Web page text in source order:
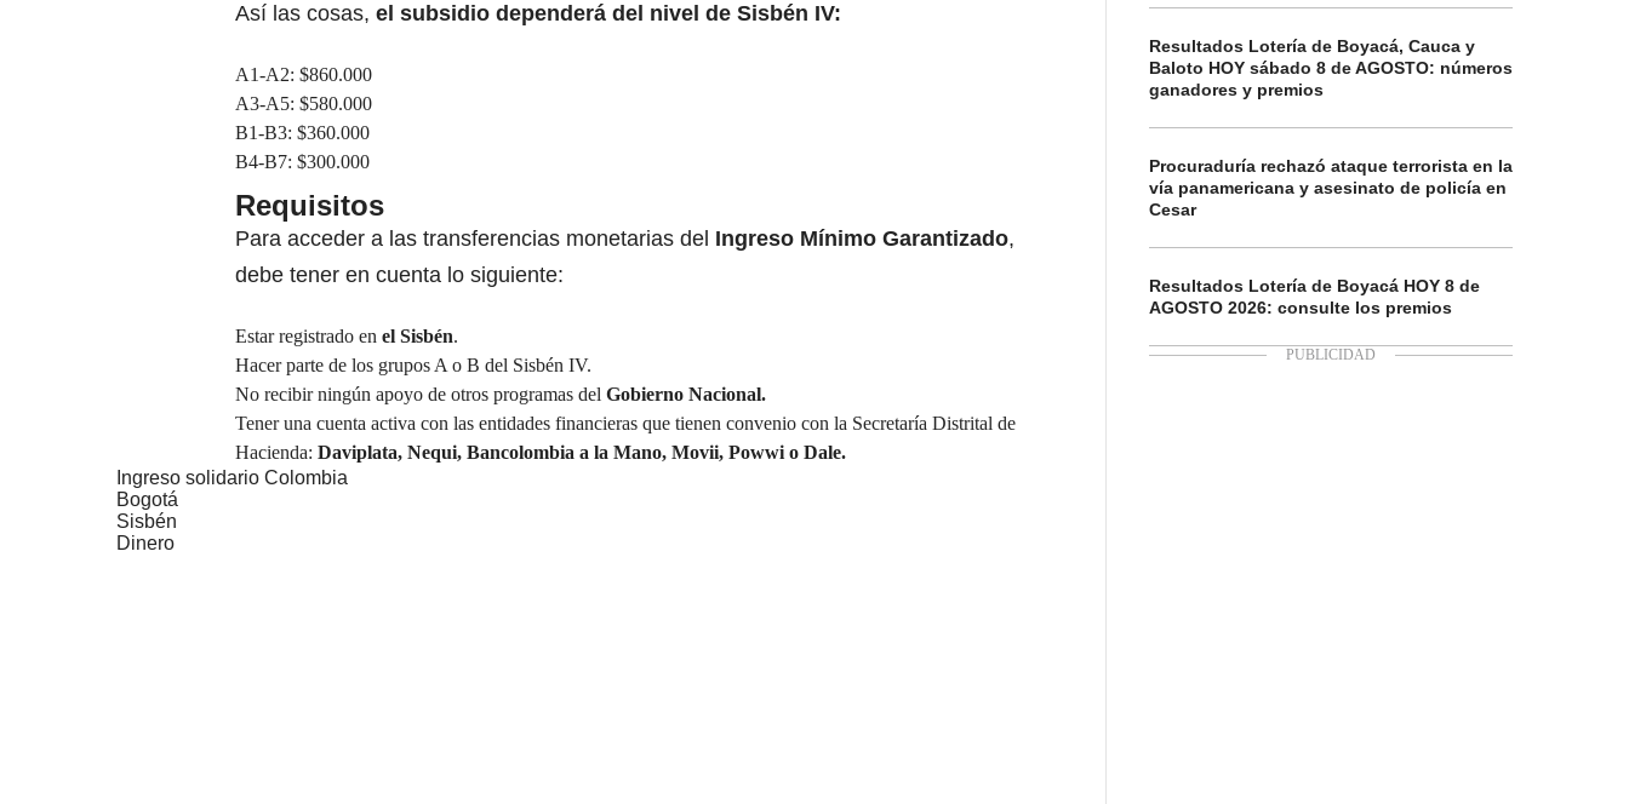
Así las cosas, el subsidio dependerá del nivel de Sisbén IV:
A1-A2: $860.000
A3-A5: $580.000
B1-B3: $360.000
B4-B7: $300.000
Requisitos
Para acceder a las transferencias monetarias del Ingreso Mínimo Garantizado,
debe tener en cuenta lo siguiente:
Estar registrado en el Sisbén.
Hacer parte de los grupos A o B del Sisbén IV.
No recibir ningún apoyo de otros programas del Gobierno Nacional.
Tener una cuenta activa con las entidades financieras que tienen convenio con la Secretaría Distrital de
Hacienda: Daviplata, Nequi, Bancolombia a la Mano, Movii, Powwi o Dale.
Ingreso solidario Colombia
Bogotá
Sisbén
Dinero
Resultados Lotería de Boyacá, Cauca y
Baloto HOY sábado 8 de AGOSTO: números
ganadores y premios
Procuraduría rechazó ataque terrorista en la
vía panamericana y asesinato de policía en
Cesar
Resultados Lotería de Boyacá HOY 8 de
AGOSTO 2026: consulte los premios